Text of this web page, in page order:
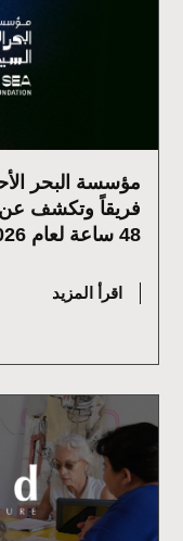
فريقاً وتكشف
48 ساعة لعام 2026
اقرأ المزيد